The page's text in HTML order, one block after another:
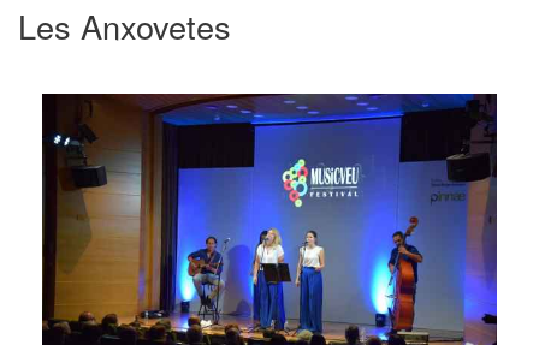
Les Anxovetes